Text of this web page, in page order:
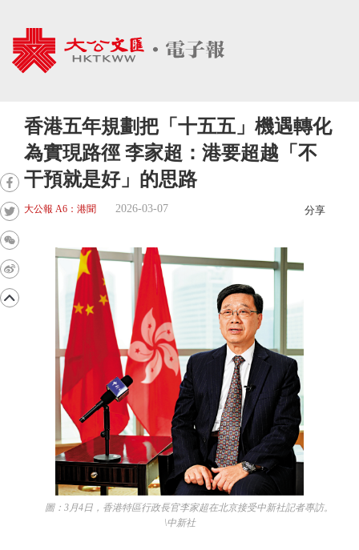
香港五年規劃把「十五五」機遇轉化
為實現路徑 李家超：港要超越「不
干預就是好」的思路
大公報 A6：港聞 2026-03-07 分享
圖：3月4日，香港特區行政長官李家超在北京接受中新社記者專訪。
\中新社